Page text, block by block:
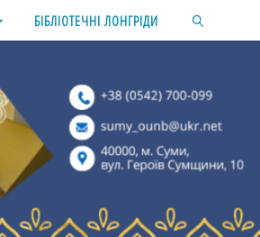
БІБЛІОТЕЧНІ ЛОНГРІДИ